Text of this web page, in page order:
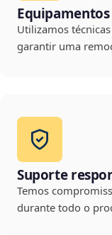
Utilizamos
garantir uma
Suporte
Temos
durante todo o